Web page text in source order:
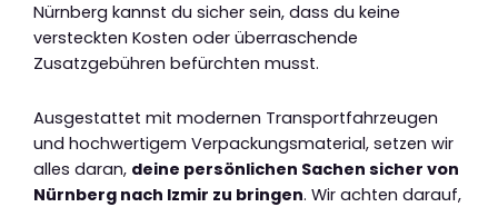
Nürnberg kannst du sicher sein, dass du keine
versteckten Kosten oder überraschende
Zusatzgebühren befürchten musst.
Ausgestattet mit modernen Transportfahrzeugen
und hochwertigem Verpackungsmaterial, setzen wir
alles daran, deine persönlichen Sachen sicher von
Nürnberg nach Izmir zu bringen. Wir achten darauf,